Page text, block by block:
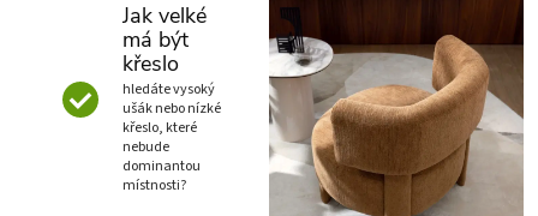
Jak velké
má být
křeslo
hledáte vysoký
ušák nebo nízké
křeslo, které
nebude
dominantou
místnosti?